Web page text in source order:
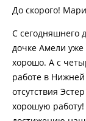
До скорого!
С сегодняшнего
дочке Амели уже
хорошо. А с
работе в
отсутствия
хорошую